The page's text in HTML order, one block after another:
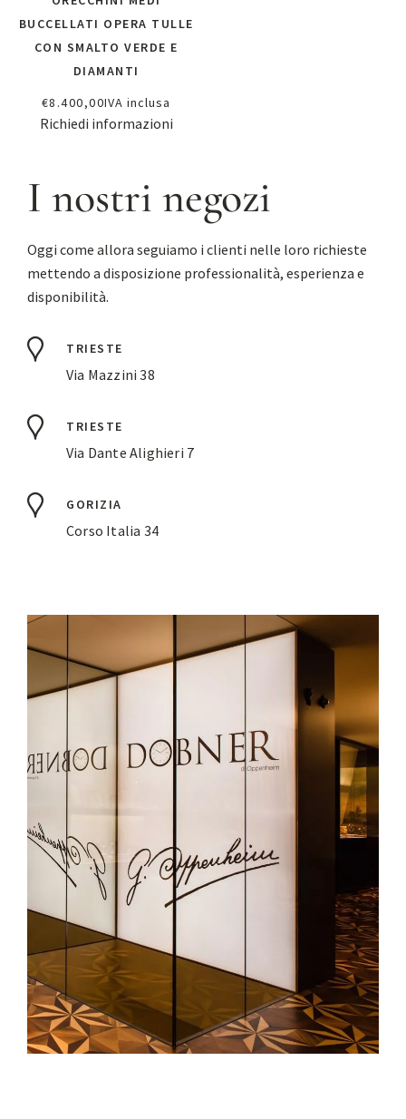
BUCCELLATI OPERA TULLE
CON SMALTO VERDE E
DIAMANTI
€8.400,00IVA inclusa
Richiedi informazioni
I nostri negozi
Oggi come allora seguiamo i clienti nelle loro richieste
mettendo a disposizione professionalità, esperienza e
disponibilità.
TRIESTE
Via Mazzini 38
TRIESTE
Via Dante Alighieri 7
GORIZIA
Corso Italia 34